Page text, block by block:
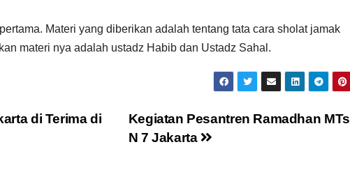
Materi yang diberikan adalah tentang tata cara sholat jamak
materi nya adalah ustadz Habib dan Ustadz Sahal.
Kegiatan Pesantren Ramadhan MTs
N 7 Jakarta
di Terima di